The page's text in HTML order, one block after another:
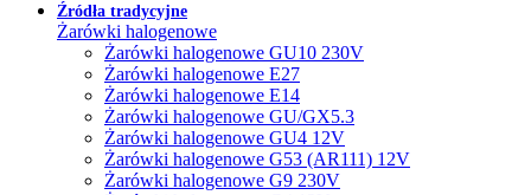
Źródła tradycyjne
Żarówki halogenowe
Żarówki halogenowe GU10 230V
Żarówki halogenowe E27
Żarówki halogenowe E14
Żarówki halogenowe GU/GX5.3
Żarówki halogenowe GU4 12V
Żarówki halogenowe G53 (AR111) 12V
Żarówki halogenowe G9 230V